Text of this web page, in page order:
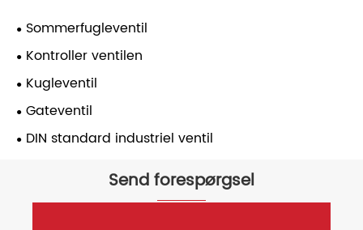
Sommerfugleventil
Kontroller ventilen
Kugleventil
Gateventil
DIN standard industriel ventil
Send forespørgsel